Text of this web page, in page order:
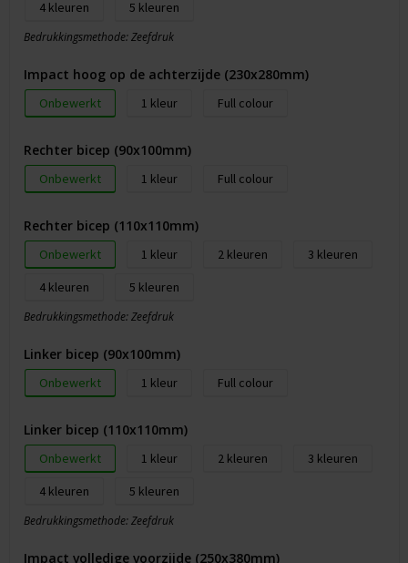
4 5
Bedrukkingsmethode: Zeefdruk
Impact hoog op de achterzijde (230x280mm)
Onbewerkt 1 Full colour
Rechter bicep (90x100mm)
Onbewerkt 1 Full colour
Rechter bicep (110x110mm)
Onbewerkt 1 2
3
4
5
Bedrukkingsmethode: Zeefdruk
Linker bicep (90x100mm)
Onbewerkt 1 Full colour
Linker bicep (110x110mm)
Onbewerkt 1 2
3
4
5
Bedrukkingsmethode: Zeefdruk
Impact volledige voorzijde (250x380mm)